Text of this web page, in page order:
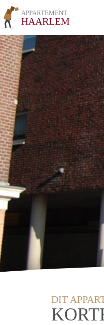
APPARTEMENT
HAARLEM
DIT